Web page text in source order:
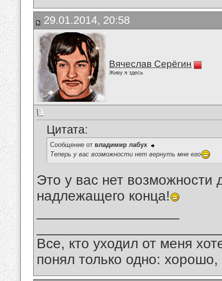
29.01.2014, 20:58
Вячеслав Серёгин
Живу я здесь
Цитата:
Сообщение от владимир лабух
Теперь у вас возможности нет вернуть мне его
Это у вас нет возможности
надлежащего конца!
Все, кто уходил от меня
понял только одно: